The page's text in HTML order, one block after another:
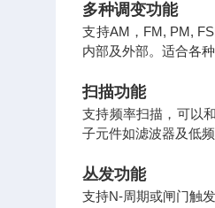
多种调变功能
支持AM，FM, PM,
内部及外部。适合各
扫描功能
支持频率扫描，可以
子元件如滤波器及低
丛发功能
支持N-周期或闸门触